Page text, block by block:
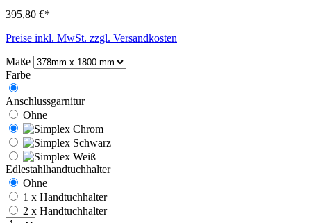
395,80 €*
Preise inkl. MwSt. zzgl. Versandkosten
Maße
Farbe
Anschlussgarnitur
Ohne
Edlestahlhandtuchhalter
Ohne
1 x Handtuchhalter
2 x Handtuchhalter